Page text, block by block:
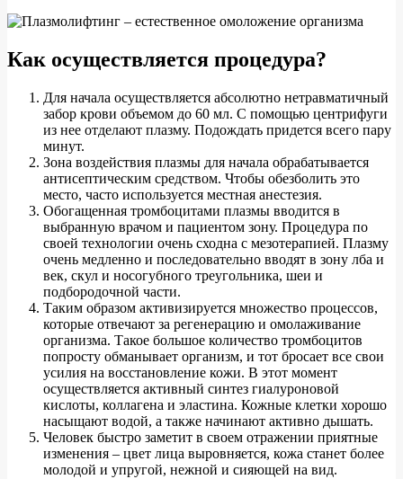
Как осуществляется процедура?
Для начала осуществляется абсолютно нетравматичный
забор крови объемом до 60 мл. С помощью центрифуги
из нее отделают плазму. Подождать придется всего пару
минут.
Зона воздействия плазмы для начала обрабатывается
антисептическим средством. Чтобы обезболить это
место, часто используется местная анестезия.
Обогащенная тромбоцитами плазмы вводится в
выбранную врачом и пациентом зону. Процедура по
своей технологии очень сходна с мезотерапией. Плазму
очень медленно и последовательно вводят в зону лба и
век, скул и носогубного треугольника, шеи и
подбородочной части.
Таким образом активизируется множество процессов,
которые отвечают за регенерацию и омолаживание
организма. Такое большое количество тромбоцитов
попросту обманывает организм, и тот бросает все свои
усилия на восстановление кожи. В этот момент
осуществляется активный синтез гиалуроновой
кислоты, коллагена и эластина. Кожные клетки хорошо
насыщают водой, а также начинают активно дышать.
Человек быстро заметит в своем отражении приятные
изменения – цвет лица выровняется, кожа станет более
молодой и упругой, нежной и сияющей на вид.